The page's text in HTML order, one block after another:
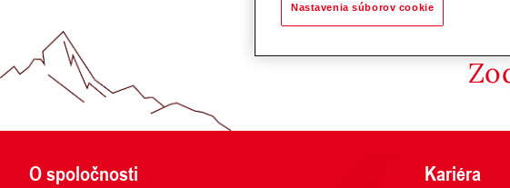
O spoločnosti Kariéra
Nastavenia súborov cookie